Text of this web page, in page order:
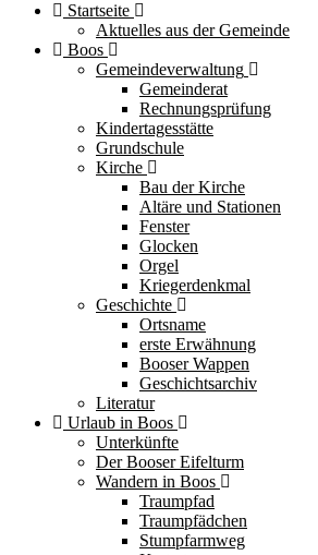
Startseite
Aktuelles aus der Gemeinde
Boos
Gemeindeverwaltung
Gemeinderat
Rechnungsprüfung
Kindertagesstätte
Grundschule
Kirche
Bau der Kirche
Altäre und Stationen
Fenster
Glocken
Orgel
Kriegerdenkmal
Geschichte
Ortsname
erste Erwähnung
Booser Wappen
Geschichtsarchiv
Literatur
Urlaub in Boos
Unterkünfte
Der Booser Eifelturm
Wandern in Boos
Traumpfad
Traumpfädchen
Stumpfarmweg